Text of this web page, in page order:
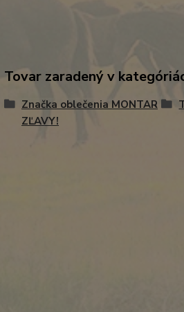
Tovar zaradený v
Značka oblečenia MONTAR
ZĽAVY!